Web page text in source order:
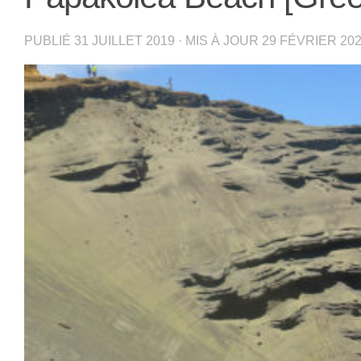
PUBLIÉ 31 JUILLET 2019 · MIS À JOUR 29 FÉVRIER